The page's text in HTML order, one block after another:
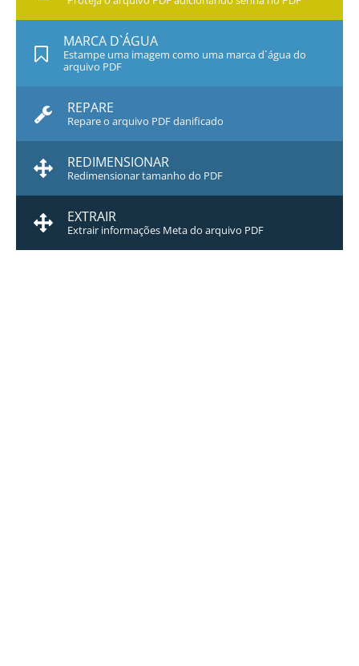
MARCA D`ÁGUA
Estampe uma imagem como uma marca d`água do
arquivo PDF
REPARE
Repare o arquivo PDF danificado
REDIMENSIONAR
Redimensionar tamanho do PDF
EXTRAIR
Extrair informações Meta do arquivo PDF